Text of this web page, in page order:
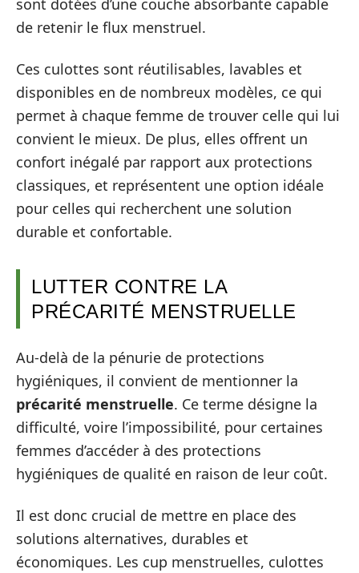
sont dotées d’une couche absorbante capable
de retenir le flux menstruel.
Ces culottes sont réutilisables, lavables et
disponibles en de nombreux modèles, ce qui
permet à chaque femme de trouver celle qui lui
convient le mieux. De plus, elles offrent un
confort inégalé par rapport aux protections
classiques, et représentent une option idéale
pour celles qui recherchent une solution
durable et confortable.
LUTTER CONTRE LA
PRÉCARITÉ MENSTRUELLE
Au-delà de la pénurie de protections
hygiéniques, il convient de mentionner la
précarité menstruelle. Ce terme désigne la
difficulté, voire l’impossibilité, pour certaines
femmes d’accéder à des protections
hygiéniques de qualité en raison de leur coût.
Il est donc crucial de mettre en place des
solutions alternatives, durables et
économiques. Les cup menstruelles, culottes